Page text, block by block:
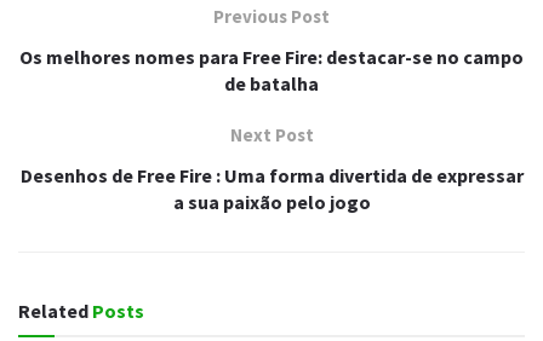
Previous Post
Os melhores nomes para Free Fire: destacar-se no campo
de batalha
Next Post
Desenhos de Free Fire : Uma forma divertida de expressar
a sua paixão pelo jogo
Related Posts